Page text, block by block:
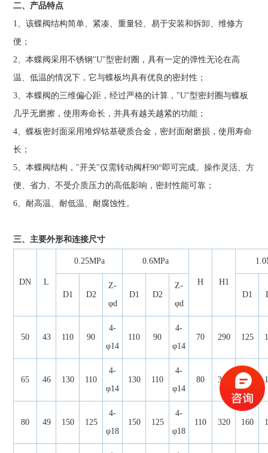
二、产品特点
1、该蝶阀结构简单、紧凑、重量轻、易于安装和拆卸、维修方
便；
2、本蝶阀采用不锈钢"U"型密封圈，具有一定的弹性无论在高
温、低温的情况下，它与蝶板均具有优良的密封性；
3、本蝶阀的三维偏心距，经过严格的计算，"U"型密封圈与蝶板
几乎无磨擦，使用寿命长，并具有越关越紧的功能；
4、蝶板密封面采用堆焊钴基硬质合金，密封面耐磨损，使用寿命
长；
5、本蝶阀结构，"开关"仅需转动阀杆90°即可完成。操作灵活、方
便、省力、不受介质压力的高低影响，密封性能可靠；
6、耐高温、耐低温、耐腐蚀性。
三、主要外形和连接尺寸
DN L
0.25MPa 0.6MPa
H H1
D1 D2
Z-
φd
D1 D2
Z-
φd
D1
50 43 110 90
4-
φ14
110 90
4-
φ14
70 290 125
65 46 130 110
4-
φ14
130 110
4-
φ14
80 300 145
80 49 150 125
4-
φ18
150 125
4-
φ18
110 320 160